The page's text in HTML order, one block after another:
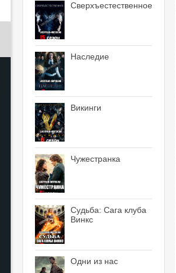
Сверхъестественное
Наследие
Викинги
Чужестранка
Судьба: Сага клуба
Винкс
Одни из нас